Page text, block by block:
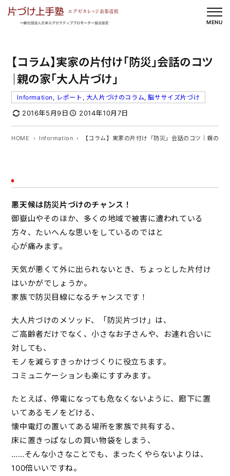
MENU
【コラム】実家の片付け「防災」会話のコツ
｜親の家「大人片づけ」
Information , レポート , 大人片づけのコラム, 脳ササイズ片づけ
2016年5月9日 2014年10月7日
HOME Information 【コラム】実家の片付け「防災」会話のコツ｜親の家
悪天候は防災片づけのチャンス！
御嶽山やそのほか、多くの地域で被害に遭われている
方々、たいへんな思いをしているのではと
心が痛みます。
天気が悪くて外に出られないとき、ちょっとした片付け
はいかがでしょうか。
家族で防災目線になるチャンスです！
大人片づけのメソッド、「防災片づけ」は、
ご高齢者だけでなく、小さなお子さんや、お連れ合いに
対しても、
モノを減らすきっかけづくりに役立ちます。
コミュニケーションも楽にすすみます。
たとえば、停電になっても危なくないように、廊下に置
いてあるモノをどける、
懐中電灯の置いてある場所を家族で共有する、
床に置きっぱなしの買い物袋をしまう、
……そんな小さなことでも、まったくやらないよりは、
100倍いいですね。